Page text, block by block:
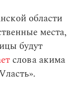
области
места,
будут
слова акима